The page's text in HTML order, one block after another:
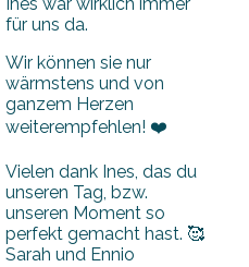
für uns da.
Wir können sie nur
wärmstens und von
ganzem Herzen
weiterempfehlen! ❤️
Vielen dank Ines, das du
unseren Tag, bzw.
unseren Moment so
perfekt gemacht hast. 🥰
Sarah und Ennio